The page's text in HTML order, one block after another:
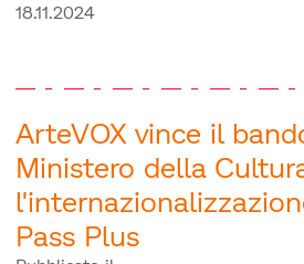
18.11.2024
ArteVOX vince il
Ministero della
Pass Plus